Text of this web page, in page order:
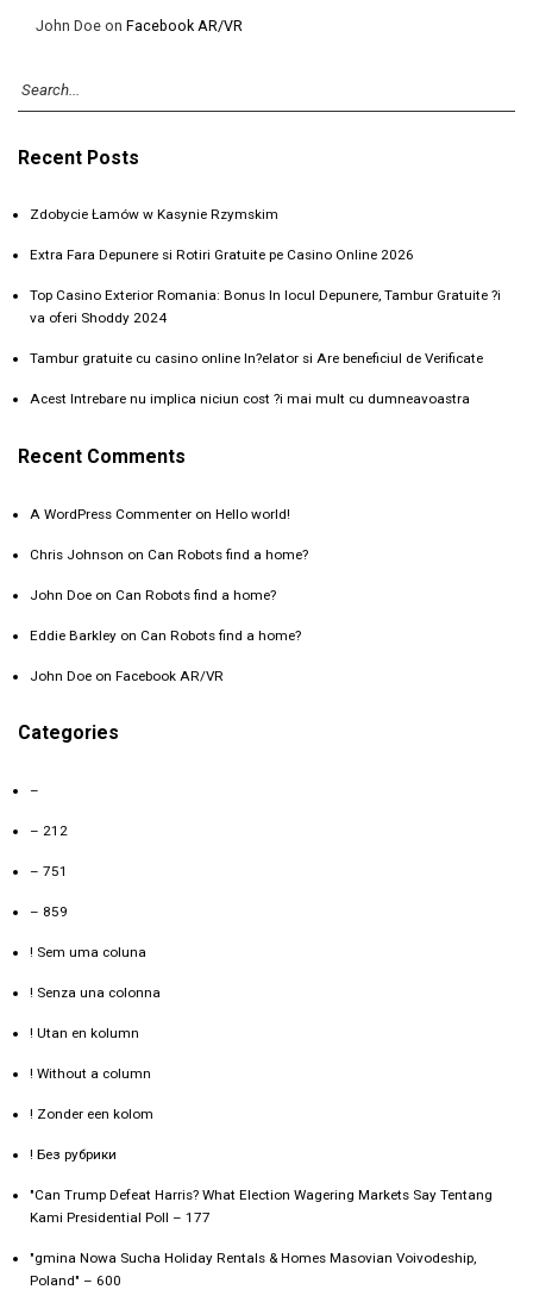
John Doe on Facebook AR/VR
Recent Posts
Zdobycie Łamów w Kasynie Rzymskim
Extra Fara Depunere si Rotiri Gratuite pe Casino Online 2026
Top Casino Exterior Romania: Bonus In locul Depunere, Tambur Gratuite ?i
va oferi Shoddy 2024
Tambur gratuite cu casino online In?elator si Are beneficiul de Verificate
Acest Intrebare nu implica niciun cost ?i mai mult cu dumneavoastra
Recent Comments
A WordPress Commenter on Hello world!
Chris Johnson on Can Robots find a home?
John Doe on Can Robots find a home?
Eddie Barkley on Can Robots find a home?
John Doe on Facebook AR/VR
Categories
–
– 212
– 751
– 859
! Sem uma coluna
! Senza una colonna
! Utan en kolumn
! Without a column
! Zonder een kolom
! Без рубрики
"Can Trump Defeat Harris? What Election Wagering Markets Say Tentang
Kami Presidential Poll – 177
"gmina Nowa Sucha Holiday Rentals & Homes Masovian Voivodeship,
Poland" – 600